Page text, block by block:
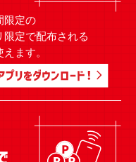
限定の
定で配布される
ます。